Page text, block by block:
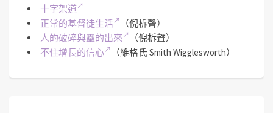
十字架道
正常的基督徒生活
（倪柝聲）
人的破碎與靈的出來
（倪柝聲）
不住增長的信心
（維格氏 Smith Wigglesworth）